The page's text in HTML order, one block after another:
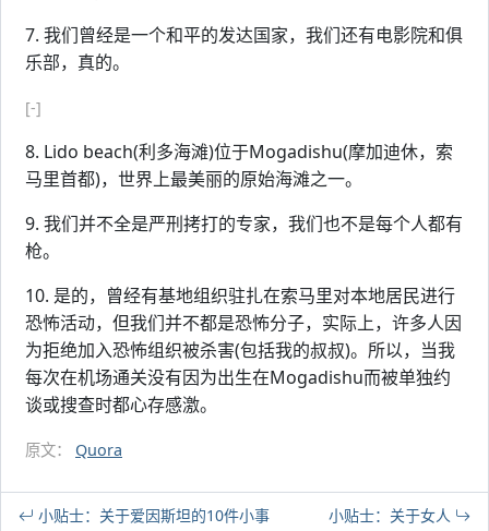
7. 我们曾经是一个和平的发达国家，我们还有电影院和俱
乐部，真的。
[-]
8. Lido beach(利多海滩)位于Mogadishu(摩加迪休，索
马里首都)，世界上最美丽的原始海滩之一。
9. 我们并不全是严刑拷打的专家，我们也不是每个人都有
枪。
10. 是的，曾经有基地组织驻扎在索马里对本地居民进行
恐怖活动，但我们并不都是恐怖分子，实际上，许多人因
为拒绝加入恐怖组织被杀害(包括我的叔叔)。所以，当我
每次在机场通关没有因为出生在Mogadishu而被单独约
谈或搜查时都心存感激。
原文： Quora
小贴士：关于爱因斯坦的10件小事 小贴士：关于女人